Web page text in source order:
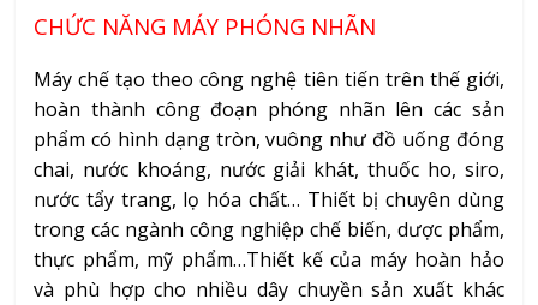
CHỨC NĂNG MÁY PHÓNG NHÃN
Máy chế tạo theo công nghệ tiên tiến trên thế giới,
hoàn thành công đoạn phóng nhãn lên các sản
phẩm có hình dạng tròn, vuông như đồ uống đóng
chai, nước khoáng, nước giải khát, thuốc ho, siro,
nước tẩy trang, lọ hóa chất… Thiết bị chuyên dùng
trong các ngành công nghiệp chế biến, dược phẩm,
thực phẩm, mỹ phẩm…Thiết kế của máy hoàn hảo
và phù hợp cho nhiều dây chuyền sản xuất khác